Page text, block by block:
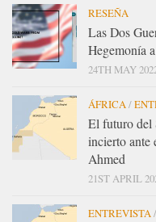
RESEÑA
Las Dos
Hegemonía
24TH MAY
ÁFRICA /
El futuro del
incierto ante
Ahmed
21ST APRIL
ENTREVISTA /